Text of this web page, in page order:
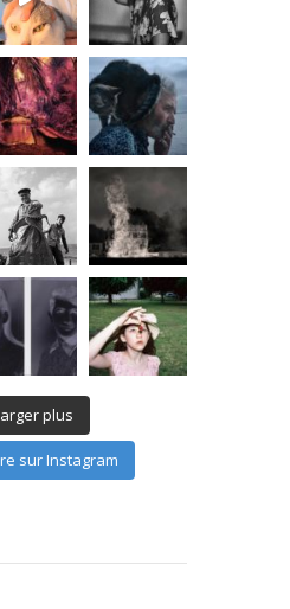
plus
sur Instagram